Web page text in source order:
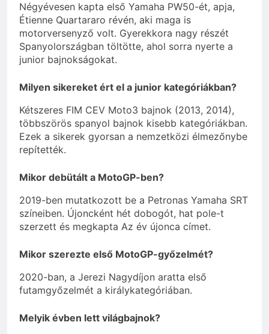
Négyévesen kapta első Yamaha PW50-ét, apja,
Étienne Quartararo révén, aki maga is
motorversenyző volt. Gyerekkora nagy részét
Spanyolországban töltötte, ahol sorra nyerte a
junior bajnokságokat.
Milyen sikereket ért el a junior kategóriákban?
Kétszeres FIM CEV Moto3 bajnok (2013, 2014),
többszörös spanyol bajnok kisebb kategóriákban.
Ezek a sikerek gyorsan a nemzetközi élmezőnybe
repítették.
Mikor debütált a MotoGP-ben?
2019-ben mutatkozott be a Petronas Yamaha SRT
színeiben. Újoncként hét dobogót, hat pole-t
szerzett és megkapta Az év újonca címet.
Mikor szerezte első MotoGP-győzelmét?
2020-ban, a Jerezi Nagydíjon aratta első
futamgyőzelmét a királykategóriában.
Melyik évben lett világbajnok?